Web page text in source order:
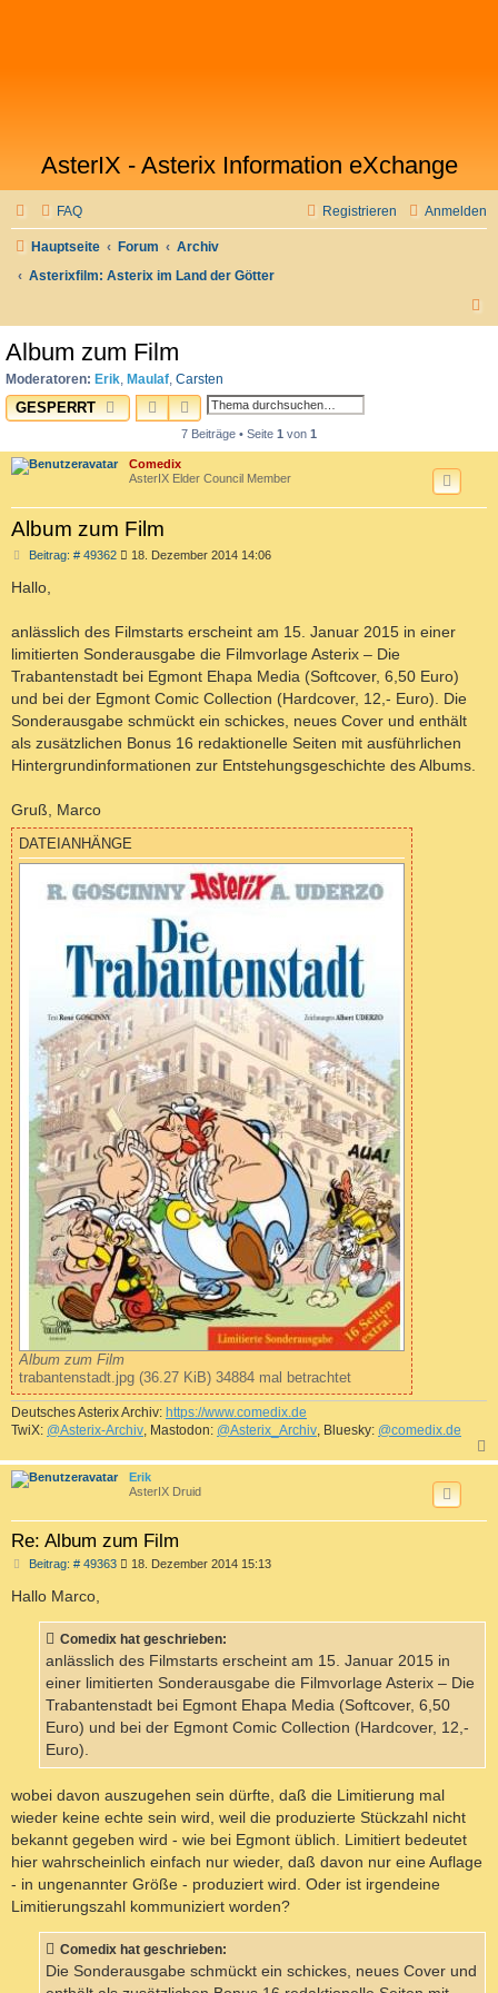
AsterIX - Asterix Information eXchange
FAQ Anmelden
Registrieren
Hauptseite Forum
Archiv
Asterixfilm: Asterix im Land der Götter
Album zum Film
Moderatoren: Erik, Maulaf, Carsten
GESPERRT SUCHEERWEITERTE SUCHE
7 Beiträge • Seite 1 von 1
Comedix
AsterIX Elder Council Member
Album zum Film
Beitrag: # 49362B
a
g
18. Dezember 2014 14:06
Hallo,
anlässlich des Filmstarts erscheint am 15. Januar 2015 in einer
limitierten Sonderausgabe die Filmvorlage Asterix – Die
Trabantenstadt bei Egmont Ehapa Media (Softcover, 6,50 Euro)
und bei der Egmont Comic Collection (Hardcover, 12,- Euro). Die
Sonderausgabe schmückt ein schickes, neues Cover und enthält
als zusätzlichen Bonus 16 redaktionelle Seiten mit ausführlichen
Hintergrundinformationen zur Entstehungsgeschichte des Albums.
Gruß, Marco
DATEIANHÄNGE
Album zum Film
trabantenstadt.jpg (36.27 KiB) 34884 mal betrachtet
Deutsches Asterix Archiv: https://www.comedix.de
TwiX: @Asterix-Archiv, Mastodon: @Asterix_Archiv, Bluesky: @comedix.de
a
Erik
AsterIX Druid
Re: Album zum Film
Beitrag: # 49363B
r
a
18. Dezember 2014 15:13
Hallo Marco,
Comedix hat geschrieben:
anlässlich des Filmstarts erscheint am 15. Januar 2015 in
einer limitierten Sonderausgabe die Filmvorlage Asterix – Die
Trabantenstadt bei Egmont Ehapa Media (Softcover, 6,50
Euro) und bei der Egmont Comic Collection (Hardcover, 12,-
Euro).
wobei davon auszugehen sein dürfte, daß die Limitierung mal
wieder keine echte sein wird, weil die produzierte Stückzahl nicht
bekannt gegeben wird - wie bei Egmont üblich. Limitiert bedeutet
hier wahrscheinlich einfach nur wieder, daß davon nur eine Auflage
- in ungenannter Größe - produziert wird. Oder ist irgendeine
Limitierungszahl kommuniziert worden?
Comedix hat geschrieben:
Die Sonderausgabe schmückt ein schickes, neues Cover und